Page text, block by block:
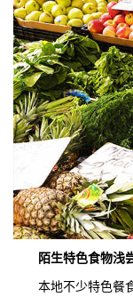
陌生特色食物浅
本地不少特色餐食